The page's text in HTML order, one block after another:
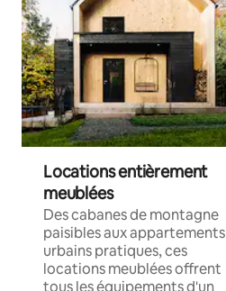
Locations entièrement
meublées
Des cabanes de montagne
paisibles aux appartements
urbains pratiques, ces
locations meublées offrent
tous les équipements d'un